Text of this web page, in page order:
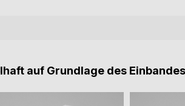
auf Grundlage des